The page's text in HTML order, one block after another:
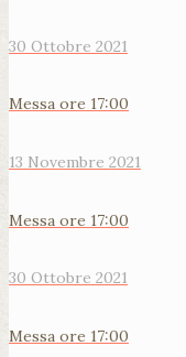
30 Ottobre 2021
Messa ore 17:00
13 Novembre 2021
Messa ore 17:00
30 Ottobre 2021
Messa ore 17:00